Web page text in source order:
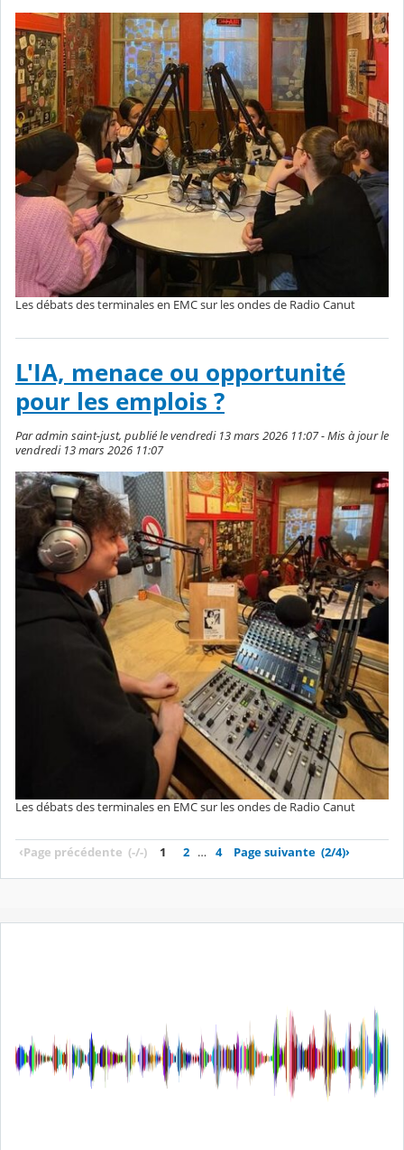
Les débats des terminales en EMC sur les ondes de Radio Canut
L'IA, menace ou opportunité
pour les emplois ?
Par admin saint-just, publié le vendredi 13 mars 2026 11:07 - Mis à jour le
vendredi 13 mars 2026 11:07
Les débats des terminales en EMC sur les ondes de Radio Canut
‹Page précédente (-/-) 1 2 … 4 Page suivante (2/4)›